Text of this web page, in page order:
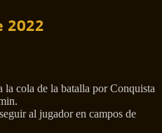
2022
la cola de la batalla por Conquista
al jugador en campos de